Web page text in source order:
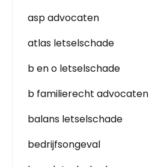
asp advocaten
atlas letselschade
b en o letselschade
b familierecht advocaten
balans letselschade
bedrijfsongeval